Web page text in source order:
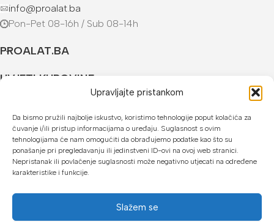
Upravljajte pristankom
Da bismo pružili najbolje iskustvo, koristimo tehnologije poput kolačića za
čuvanje i/ili pristup informacijama o uređaju. Suglasnost s ovim
tehnologijama će nam omogućiti da obrađujemo podatke kao što su
ponašanje pri pregledavanju ili jedinstveni ID-ovi na ovoj web stranici.
Nepristanak ili povlačenje suglasnosti može negativno utjecati na određene
karakteristike i funkcije.
Slažem se
info@proalat.ba
Pon-Pet 08-16h / Sub 08-14h
PROALAT.BA
UVJETI KUPOVINE
U našoj web trgovini možete platiti:
Kreditnim karticama jednokratno ili do 24 rate
Gotovinom prilikom preuzimanja
Mikrofin do 18 rata